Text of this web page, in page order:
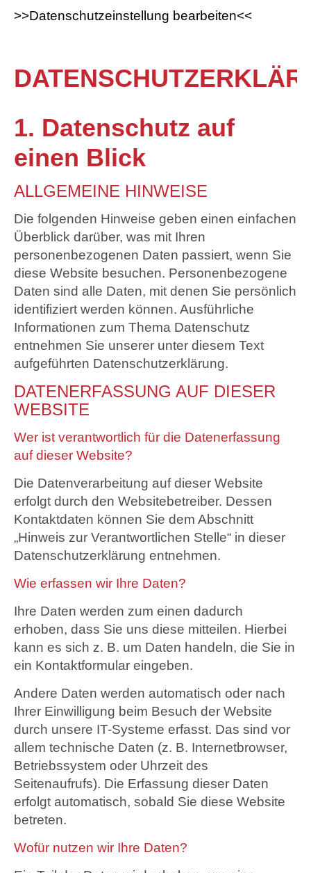
>>Datenschutzeinstellung bearbeiten<<
1. Datenschutz auf
einen Blick
ALLGEMEINE HINWEISE
Die folgenden Hinweise geben einen einfachen
Überblick darüber, was mit Ihren
personenbezogenen Daten passiert, wenn Sie
diese Website besuchen. Personenbezogene
Daten sind alle Daten, mit denen Sie persönlich
identifiziert werden können. Ausführliche
Informationen zum Thema Datenschutz
entnehmen Sie unserer unter diesem Text
aufgeführten Datenschutzerklärung.
DATENERFASSUNG AUF DIESER
WEBSITE
Wer ist verantwortlich für die Datenerfassung
auf dieser Website?
Die Datenverarbeitung auf dieser Website
erfolgt durch den Websitebetreiber. Dessen
Kontaktdaten können Sie dem Abschnitt
„Hinweis zur Verantwortlichen Stelle“ in dieser
Datenschutzerklärung entnehmen.
Wie erfassen wir Ihre Daten?
Ihre Daten werden zum einen dadurch
erhoben, dass Sie uns diese mitteilen. Hierbei
kann es sich z. B. um Daten handeln, die Sie in
ein Kontaktformular eingeben.
Andere Daten werden automatisch oder nach
Ihrer Einwilligung beim Besuch der Website
durch unsere IT-Systeme erfasst. Das sind vor
allem technische Daten (z. B. Internetbrowser,
Betriebssystem oder Uhrzeit des
Seitenaufrufs). Die Erfassung dieser Daten
erfolgt automatisch, sobald Sie diese Website
betreten.
Wofür nutzen wir Ihre Daten?